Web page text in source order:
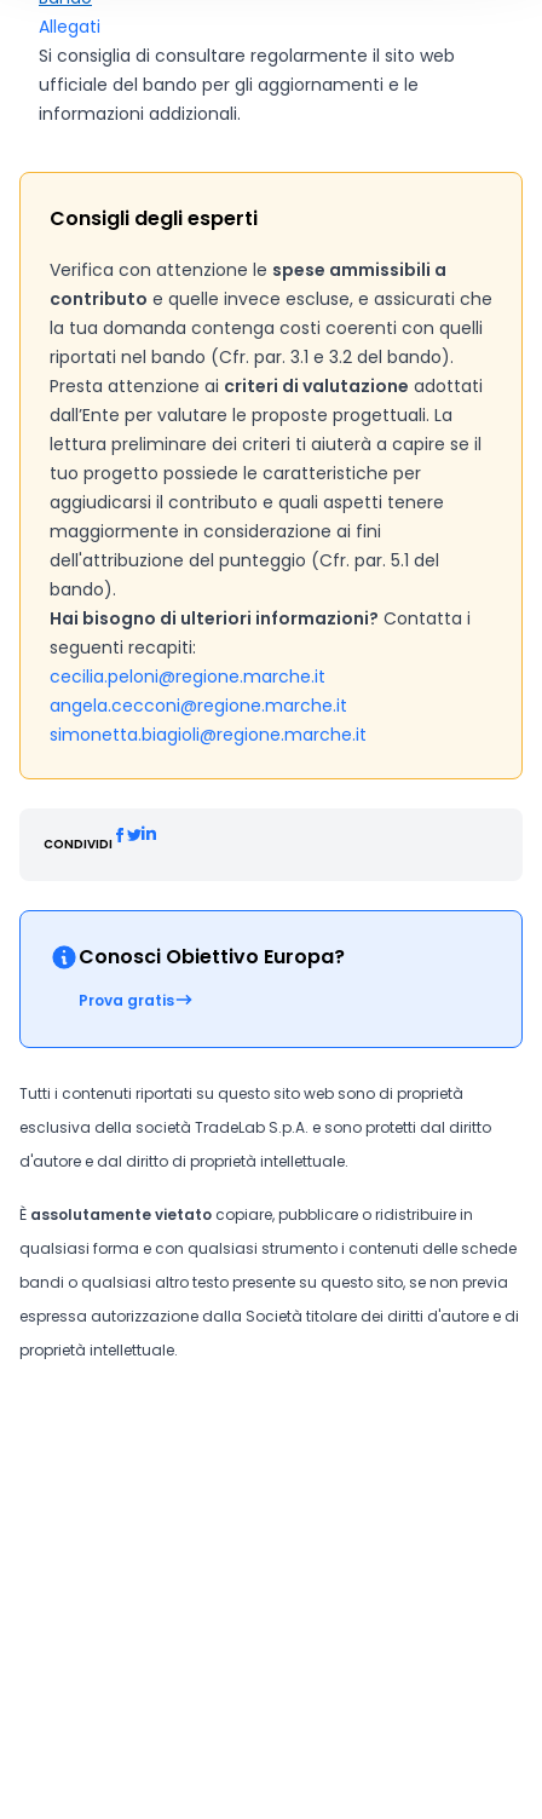
Allegati
Si consiglia di consultare regolarmente il sito web
ufficiale del bando per gli aggiornamenti e le
informazioni addizionali.
Consigli degli esperti
Verifica con attenzione le spese ammissibili a
contributo e quelle invece escluse, e assicurati che
la tua domanda contenga costi coerenti con quelli
riportati nel bando (Cfr. par. 3.1 e 3.2 del bando).
Presta attenzione ai criteri di valutazione adottati
dall’Ente per valutare le proposte progettuali. La
lettura preliminare dei criteri ti aiuterà a capire se il
tuo progetto possiede le caratteristiche per
aggiudicarsi il contributo e quali aspetti tenere
maggiormente in considerazione ai fini
dell'attribuzione del punteggio (Cfr. par. 5.1 del
bando).
Hai bisogno di ulteriori informazioni? Contatta i
seguenti recapiti:
cecilia.peloni@regione.marche.it
angela.cecconi@regione.marche.it
simonetta.biagioli@regione.marche.it
CONDIVIDI
Conosci Obiettivo Europa?
Prova gratis
Tutti i contenuti riportati su questo sito web sono di proprietà
esclusiva della società TradeLab S.p.A. e sono protetti dal diritto
d'autore e dal diritto di proprietà intellettuale.
È assolutamente vietato copiare, pubblicare o ridistribuire in
qualsiasi forma e con qualsiasi strumento i contenuti delle schede
bandi o qualsiasi altro testo presente su questo sito, se non previa
espressa autorizzazione dalla Società titolare dei diritti d'autore e di
proprietà intellettuale.